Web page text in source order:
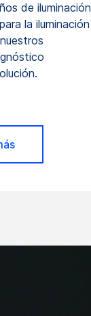
de iluminación
la iluminación